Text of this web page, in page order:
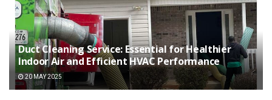
Duct Cleaning Service: Essential for Healthier
Indoor Air and Efficient HVAC Performance
20 MAY 2025